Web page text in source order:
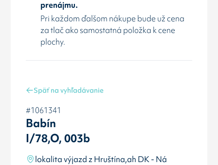
prenájmu.
Pri každom ďalšom nákupe bude už cena
za tlač ako samostatná položka k cene
plochy.
Späť na vyhľadávanie
#1061341
Babín
I/78,O, 003b
lokalita výjazd z Hruštína,ah DK - Ná